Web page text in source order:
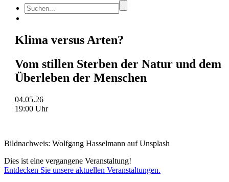
Klima versus Arten?
Vom stillen Sterben der Natur und dem
Überleben der Menschen
04.05.26
19:00 Uhr
Bildnachweis: Wolfgang Hasselmann auf Unsplash
Dies ist eine vergangene Veranstaltung!
Entdecken Sie unsere aktuellen Veranstaltungen.